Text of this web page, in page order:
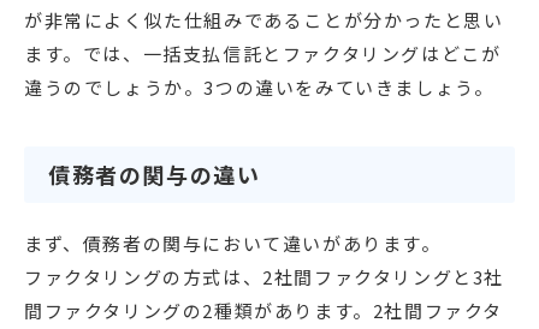
が非常によく似た仕組みであることが分かったと思い
ます。では、一括支払信託とファクタリングはどこが
違うのでしょうか。3つの違いをみていきましょう。
債務者の関与の違い
まず、債務者の関与において違いがあります。
ファクタリングの方式は、2社間ファクタリングと3社
間ファクタリングの2種類があります。2社間ファクタ